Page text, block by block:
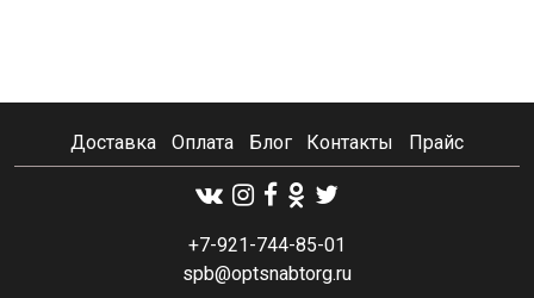
Доставка Оплата Блог Контакты Прайс
+7-921-744-85-01
spb@optsnabtorg.ru